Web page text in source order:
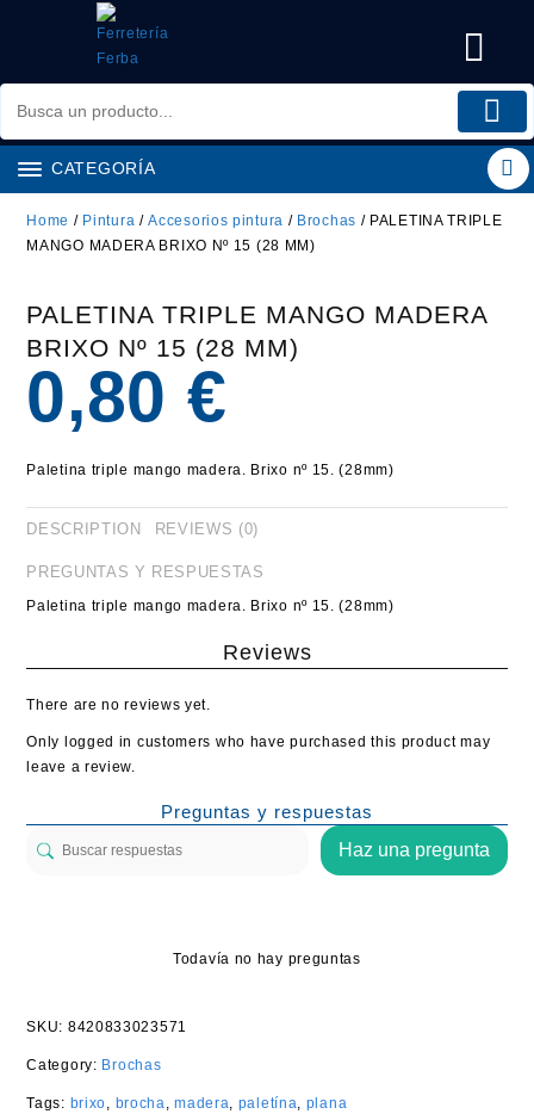
CATEGORÍA
Home / Pintura /Accesorios pintura / Brochas / PALETINA TRIPLE
MANGO MADERA BRIXO Nº 15 (28 MM)
PALETINA TRIPLE MANGO MADERA
BRIXO Nº 15 (28 MM)
0,80 €
Paletina triple mango madera. Brixo nº 15. (28mm)
DESCRIPTION REVIEWS (0)
PREGUNTAS Y RESPUESTAS
Paletina triple mango madera. Brixo nº 15. (28mm)
Reviews
There are no reviews yet.
Only logged in customers who have purchased this product may
leave a review.
Preguntas y respuestas
Haz una pregunta
Todavía no hay preguntas
SKU: 8420833023571
Category: Brochas
Tags: brixo, brocha,madera, paletína, plana